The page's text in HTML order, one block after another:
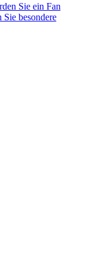
Sie ein Fan
Sie besondere